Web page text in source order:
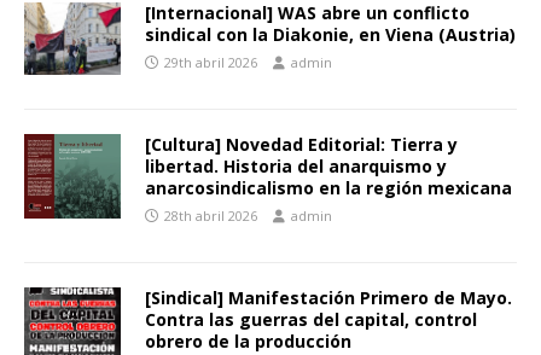
[Internacional] WAS abre un conflicto
sindical con la Diakonie, en Viena (Austria)
29th abril 2026 admin
[Cultura] Novedad Editorial: Tierra y
libertad. Historia del anarquismo y
anarcosindicalismo en la región mexicana
28th abril 2026 admin
[Sindical] Manifestación Primero de Mayo.
Contra las guerras del capital, control
obrero de la producción